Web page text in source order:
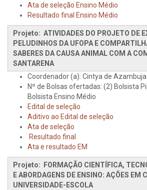
Ata de seleção Ensino Médio
Resultado final Ensino Médio
Projeto: ATIVIDADES DO PROJETO DE
PELUDINHOS DA UFOPA E
SABERES DA CAUSA ANIMAL COM A
SANTARENA
Coordenador (a): Cintya de
Nº de Bolsas ofertadas: (2) Bolsista
Bolsista Ensino Médio
Edital de seleção
Aditivo ao Edital de seleção
Ata de seleção
Resultado final
Ata e resultado EM
Projeto: FORMAÇÃO CIENTÍFICA,
E ABORDAGENS DE ENSINO: AÇÕES EM
UNIVERSIDADE-ESCOLA